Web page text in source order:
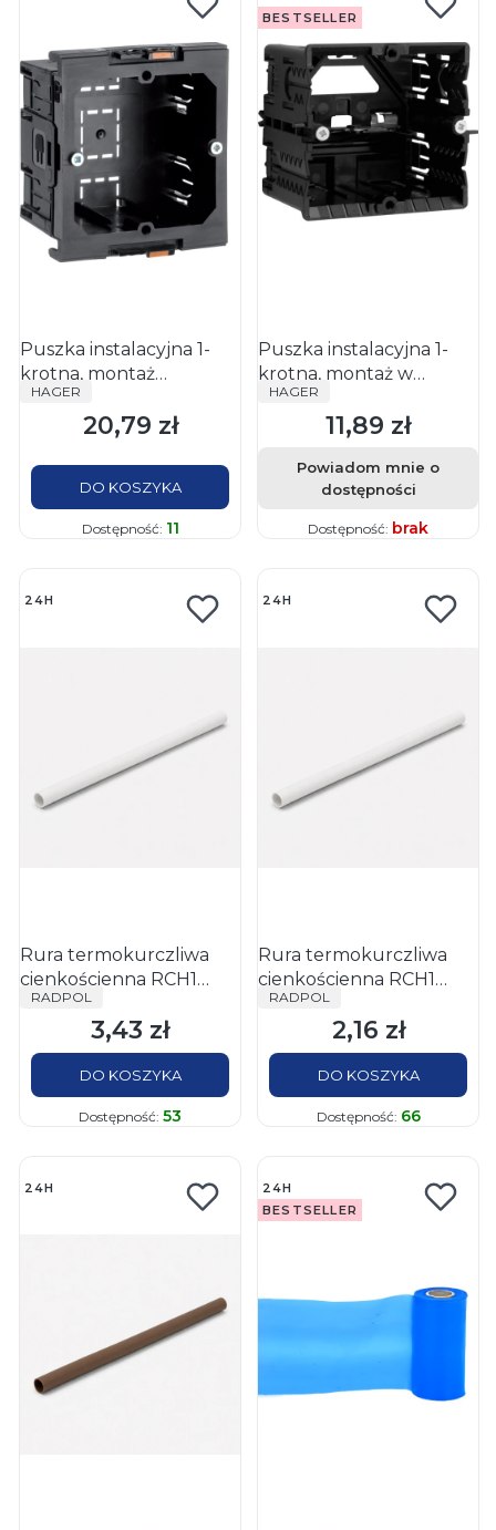
Puszka instalacyjna 1-
krotna, montaż
krawędziowy G2850
PRODUCENT
HAGER
Cena
20,79 zł
DO KOSZYKA
Dostępność: 11
BESTSELLER
Puszka instalacyjna 1-
krotna, montaż w
profilach typu C, pełna,
czarna GLS5500
PRODUCENT
HAGER
Cena
11,89 zł
Powiadom mnie o
dostępności
Dostępność: brak
24H
Rura termokurczliwa
cienkościenna RCH1
8/2x1-B biała 1m
PRODUCENT
RADPOL
Cena
3,43 zł
DO KOSZYKA
Dostępność: 53
24H
Rura termokurczliwa
cienkościenna RCH1
9,5/4,8x1-B biała 1m
PRODUCENT
RADPOL
Cena
2,16 zł
DO KOSZYKA
Dostępność: 66
24H
24H
BESTSELLER